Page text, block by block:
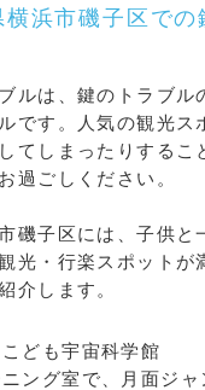
横浜市磯子区での
ルは、鍵のトラブル
です。人気の観光ス
てしまったりするこ
過ごしください。
磯子区には、子供と
光・行楽スポットが
介します。
ども宇宙科学館
ング室で、月面ジャ